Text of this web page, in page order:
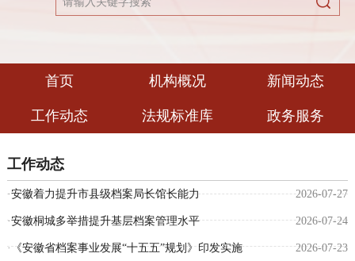
首页 机构概况 新闻动态
工作动态 法规标准库 政务服务
工作动态
2026-07-27
·安徽着力提升市县级档案局长馆长能力
2026-07-24
·安徽桐城多举措提升基层档案管理水平
2026-07-23
·《安徽省档案事业发展“十五五”规划》印发实施